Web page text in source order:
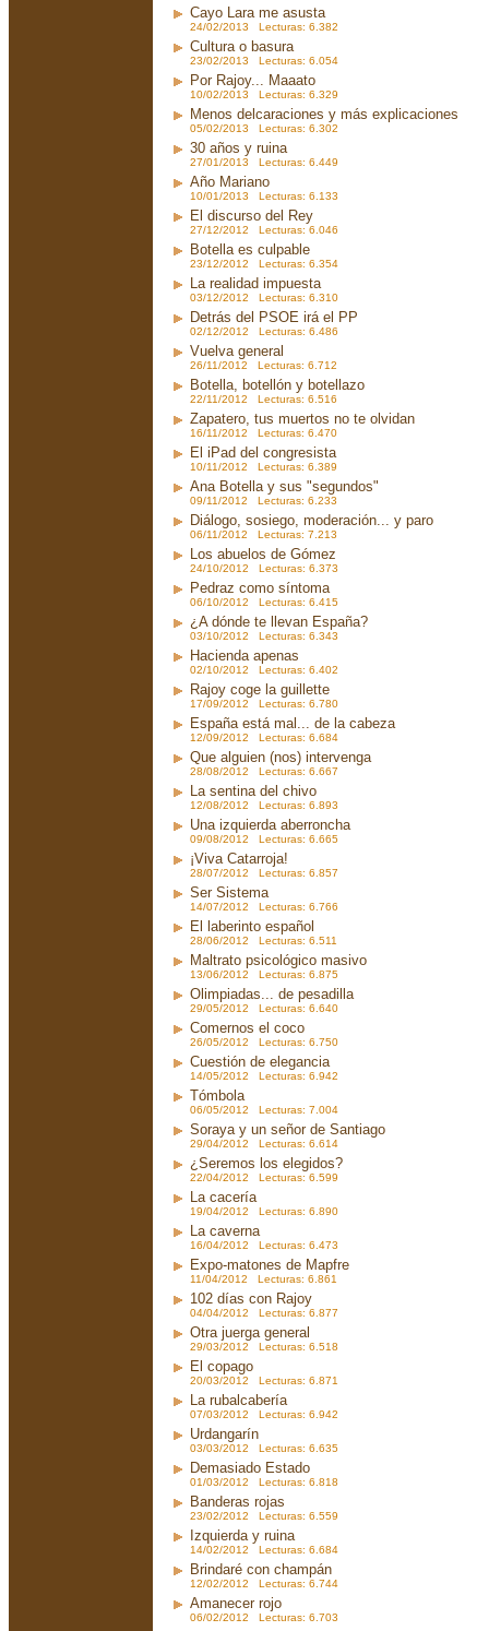
Cayo Lara me asusta
24/02/2013 Lecturas: 6.382
Cultura o basura
23/02/2013 Lecturas: 6.054
Por Rajoy... Maaato
10/02/2013 Lecturas: 6.329
Menos delcaraciones y más explicaciones
05/02/2013 Lecturas: 6.302
30 años y ruina
27/01/2013 Lecturas: 6.449
Año Mariano
10/01/2013 Lecturas: 6.133
El discurso del Rey
27/12/2012 Lecturas: 6.046
Botella es culpable
23/12/2012 Lecturas: 6.354
La realidad impuesta
03/12/2012 Lecturas: 6.310
Detrás del PSOE irá el PP
02/12/2012 Lecturas: 6.486
Vuelva general
26/11/2012 Lecturas: 6.712
Botella, botellón y botellazo
22/11/2012 Lecturas: 6.516
Zapatero, tus muertos no te olvidan
16/11/2012 Lecturas: 6.470
El iPad del congresista
10/11/2012 Lecturas: 6.389
Ana Botella y sus "segundos"
09/11/2012 Lecturas: 6.233
Diálogo, sosiego, moderación... y paro
06/11/2012 Lecturas: 7.213
Los abuelos de Gómez
24/10/2012 Lecturas: 6.373
Pedraz como síntoma
06/10/2012 Lecturas: 6.415
¿A dónde te llevan España?
03/10/2012 Lecturas: 6.343
Hacienda apenas
02/10/2012 Lecturas: 6.402
Rajoy coge la guillette
17/09/2012 Lecturas: 6.780
España está mal... de la cabeza
12/09/2012 Lecturas: 6.684
Que alguien (nos) intervenga
28/08/2012 Lecturas: 6.667
La sentina del chivo
12/08/2012 Lecturas: 6.893
Una izquierda aberroncha
09/08/2012 Lecturas: 6.665
¡Viva Catarroja!
28/07/2012 Lecturas: 6.857
Ser Sistema
14/07/2012 Lecturas: 6.766
El laberinto español
28/06/2012 Lecturas: 6.511
Maltrato psicológico masivo
13/06/2012 Lecturas: 6.875
Olimpiadas... de pesadilla
29/05/2012 Lecturas: 6.640
Comernos el coco
26/05/2012 Lecturas: 6.750
Cuestión de elegancia
14/05/2012 Lecturas: 6.942
Tómbola
06/05/2012 Lecturas: 7.004
Soraya y un señor de Santiago
29/04/2012 Lecturas: 6.614
¿Seremos los elegidos?
22/04/2012 Lecturas: 6.599
La cacería
19/04/2012 Lecturas: 6.890
La caverna
16/04/2012 Lecturas: 6.473
Expo-matones de Mapfre
11/04/2012 Lecturas: 6.861
102 días con Rajoy
04/04/2012 Lecturas: 6.877
Otra juerga general
29/03/2012 Lecturas: 6.518
El copago
20/03/2012 Lecturas: 6.871
La rubalcabería
07/03/2012 Lecturas: 6.942
Urdangarín
03/03/2012 Lecturas: 6.635
Demasiado Estado
01/03/2012 Lecturas: 6.818
Banderas rojas
23/02/2012 Lecturas: 6.559
Izquierda y ruina
14/02/2012 Lecturas: 6.684
Brindaré con champán
12/02/2012 Lecturas: 6.744
Amanecer rojo
06/02/2012 Lecturas: 6.703